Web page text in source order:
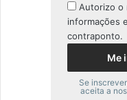
Autorizo o
informações
contraponto.
Se
aceita a